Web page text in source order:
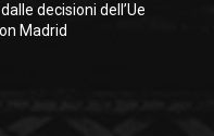
decisioni dell’Ue
Madrid